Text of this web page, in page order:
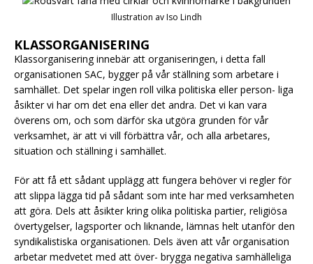
Illustration av Iso Lindh
KLASSORGANISERING
Klassorganisering innebär att organiseringen, i detta fall
organisationen SAC, bygger på vår ställning som arbetare i
samhället. Det spelar ingen roll vilka politiska eller person- liga
åsikter vi har om det ena eller det andra. Det vi kan vara
överens om, och som därför ska utgöra grunden för vår
verksamhet, är att vi vill förbättra vår, och alla arbetares,
situation och ställning i samhället.
För att få ett sådant upplägg att fungera behöver vi regler för
att slippa lägga tid på sådant som inte har med verksamheten
att göra. Dels att åsikter kring olika politiska partier, religiösa
övertygelser, lagsporter och liknande, lämnas helt utanför den
syndikalistiska organisationen. Dels även att vår organisation
arbetar medvetet med att över- brygga negativa samhälleliga